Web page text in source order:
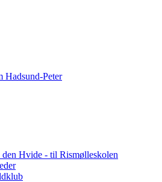
Peter
Hvide - til Rismølleskolen